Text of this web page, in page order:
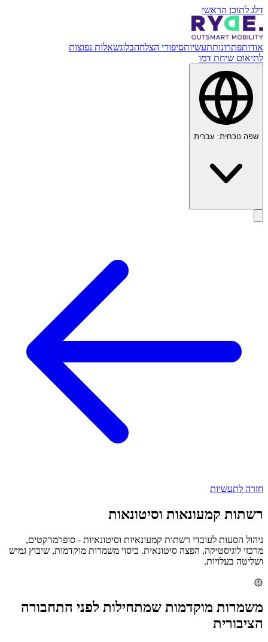
דלג לתוכן הראשי
אודותפתרונותתעשיותסיפורי הצלחהבלוגשאלות נפוצות
לתיאום שיחת דמו
שפה נוכחית: עברית
חזרה לתעשיות
רשתות קמעונאות וסיטונאות
ניהול הסעות לעובדי רשתות קמעונאיות וסיטונאיות - סופרמרקטים,
מרכזי לוגיסטיקה, הפצה סיטונאית. כיסוי משמרות מוקדמות, שיבוץ גמיש
ושליטה בעלויות.
משמרות מוקדמות שמתחילות לפני התחבורה
הציבורית